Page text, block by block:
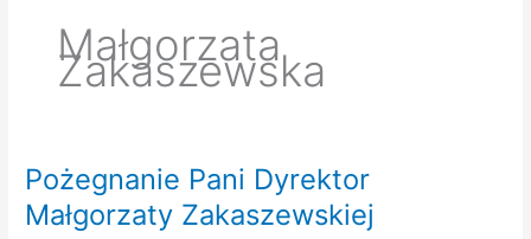
Małgorzata
Zakaszewska
Pożegnanie Pani Dyrektor
Małgorzaty Zakaszewskiej